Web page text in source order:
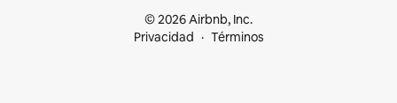
© 2026 Airbnb, Inc.
Privacidad
Términos